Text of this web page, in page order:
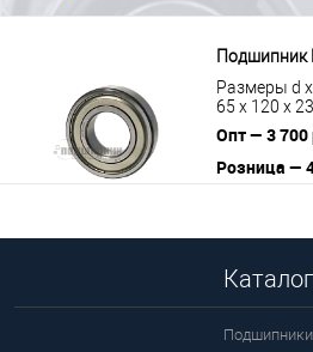
Подшипник
Размеры d x
65 x 120 x 23
Опт — 3 700
Розница —
Каталог
Подшипники